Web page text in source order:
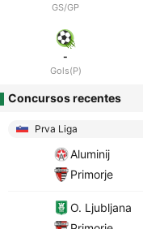
GS/GP
-
Gols(P)
Concursos recentes
Prva Liga
Aluminij
Primorje
O. Ljubljana